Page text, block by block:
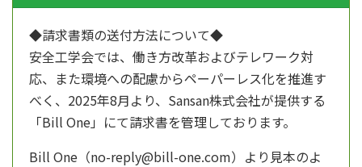
◆請求書類の送付方法について◆
安全工学会では、働き方改革およびテレワーク対
応、また環境への配慮からペーパーレス化を推進す
べく、 2025年8月より、 Sansan株式会社が提供する
「Bill One」にて請求書を管理しております。
Bill One（no-reply@bill-one.com）より見本のよ